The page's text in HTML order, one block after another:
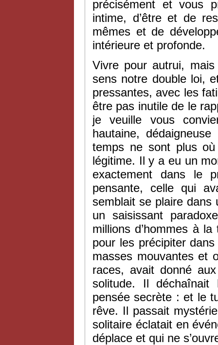
précisément et vous
intime, d’être et de
mêmes et de
intérieure et profonde.
Vivre pour autrui,
sens notre double loi,
pressantes, avec les
être pas inutile de le
je veuille vous
hautaine,
temps ne sont plus
légitime. Il y a eu un
exactement dans le
pensante, celle qui
semblait se plaire dans
un saisissant
millions d’hommes à
pour les précipiter
masses mouvantes et
races, avait donné
solitude. Il déchaînait
pensée secrète : et le
rêve. Il passait
solitaire éclatait en
déplace et qui ne